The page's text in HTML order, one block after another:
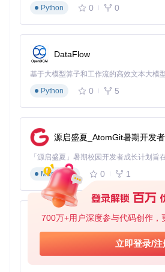
700万+用户深度参与代码创作，
立即登录/注
自动通知
实时（<1分钟）
📈 从零到一：智能办公自动
准备阶段：环境配置与权限开通
悬浮窗权限设置
操作要点
进入系统设置 → 应用管理 → 找到
确认权限状态为"允许"
注意事项
部分品牌手机需在"特殊访问权限"中
权限关闭会导致打卡界面无法正常显
Python
0 0
DataFlow
基于大模型算子和工作流的高效文本大模
Python
0 5
源启盛夏_AtomGit暑期开发
Markdown
0 1
py-xiaozhi
Python
0 1